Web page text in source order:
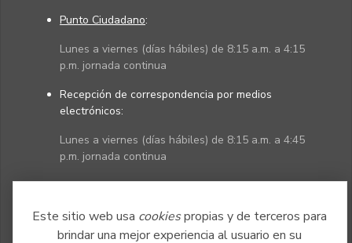
Este sitio web usa cookiespropias y de terceros para
brindar una mejor experiencia al usuario en su
Punto Ciudadano:
Lunes a viernes (días hábiles) de 8:15 a.m. a 4:15
p.m. jornada continua
Recepción de correspondencia por medios
electrónicos:
Lunes a viernes (días hábiles) de 8:15 a.m. a 4:45
p.m. jornada continua